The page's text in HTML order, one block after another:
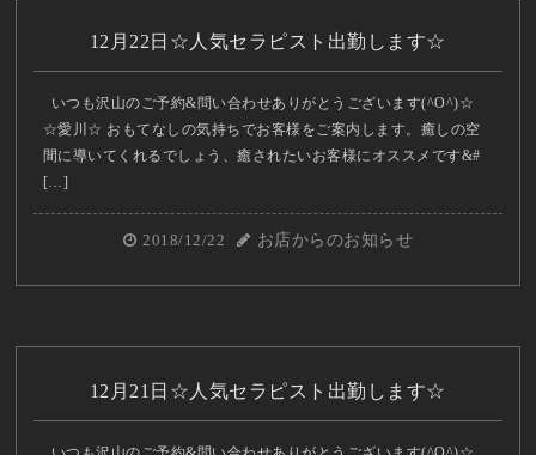
12月22日☆人気セラピスト出勤します☆
いつも沢山のご予約&問い合わせありがとうございます(^O^)☆
☆愛川☆ おもてなしの気持ちでお客様をご案内します。癒しの空
間に導いてくれるでしょう、癒されたいお客様にオススメです&#
[…]
2018/12/22 お店からのお知らせ
12月21日☆人気セラピスト出勤します☆